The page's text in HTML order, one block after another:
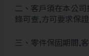
二、客戶須在本公
錄可查,方可要求保
三、零件保固期間,